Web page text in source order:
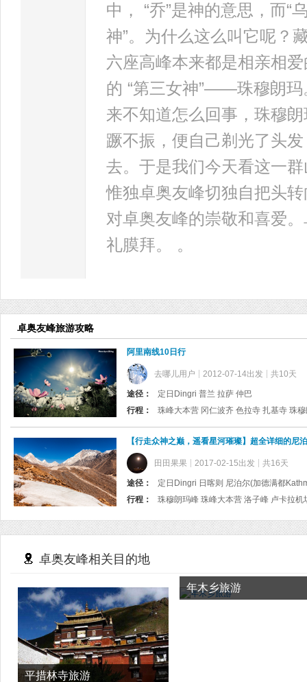
中， “乔”是神的意思，而“
神”。为什么这么叫它呢？
六座高峰本来都是相亲相
的 “第三女神”――珠穆朗玛
来不知道怎么回事，珠穆
蹶不振，便自己剃光了头
去。于是我们今天看这一
惟独卓奥友峰切独自把头
对卓奥友峰的崇敬和喜爱
礼膜拜。 。
卓奥友峰旅游攻略
阿里南线10日行
去哪儿用户 2012-07-14出发 共10天
途径：
定日Dingri 普兰 拉萨 仲巴
行程：
【行走众神之巅，遥看星河璀璨】超全详细的尼
田田果果 2017-02-15出发 共16天
途径：
定日Dingri 日喀则 尼泊尔(加德满都
行程：
珠穆朗玛峰 珠峰大本营 洛子峰 卢卡拉
卓奥友峰相关目的地
平措林寺旅游
年木乡旅游